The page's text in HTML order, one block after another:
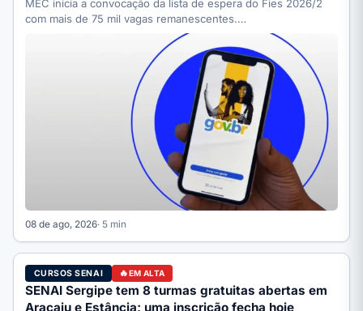
MEC inicia a convocação da lista de espera do Fies 2026/2
com mais de 75 mil vagas remanescentes.…
08 de ago, 2026· 5 min
CURSOS SENAI EM ALTA
SENAI Sergipe tem 8 turmas gratuitas abertas em
Aracaju e Estância; uma inscrição fecha hoje